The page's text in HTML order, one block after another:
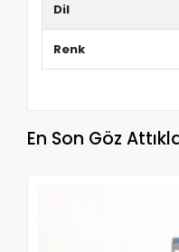
Dil
Renk
En Son Göz